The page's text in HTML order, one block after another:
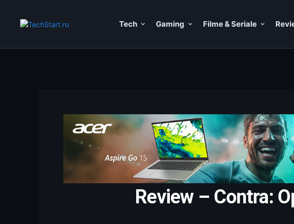
Tech Gaming Filme & Seriale
Review – Contra: